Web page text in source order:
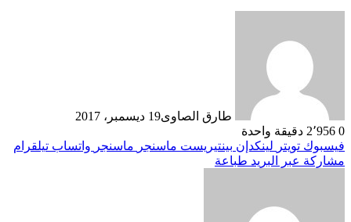
طارق الصاوى19 ديسمبر، 2017
0
دقيقة واحدة
فيسبوك تويتر لينكدإن بينتيريست ماسنجر ماسنجر واتساب تيلقرام
مشاركة عبر البريد طباعة